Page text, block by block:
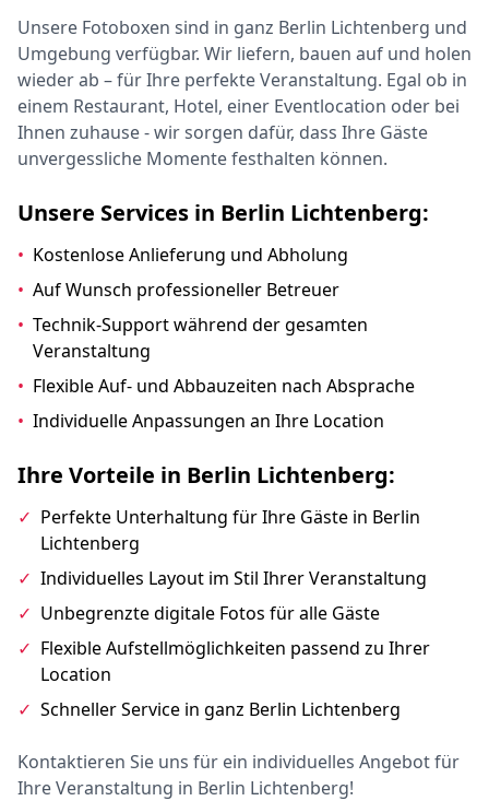
Unsere Fotoboxen sind in ganz Berlin Lichtenberg und
Umgebung verfügbar. Wir liefern, bauen auf und holen
wieder ab – für Ihre perfekte Veranstaltung. Egal ob in
einem Restaurant, Hotel, einer Eventlocation oder bei
Ihnen zuhause - wir sorgen dafür, dass Ihre Gäste
unvergessliche Momente festhalten können.
Unsere Services in Berlin Lichtenberg:
• Kostenlose Anlieferung und Abholung
• Auf Wunsch professioneller Betreuer
• Technik-Support während der gesamten
Veranstaltung
• Flexible Auf- und Abbauzeiten nach Absprache
• Individuelle Anpassungen an Ihre Location
Ihre Vorteile in Berlin Lichtenberg:
✓ Perfekte Unterhaltung für Ihre Gäste in Berlin
Lichtenberg
✓ Individuelles Layout im Stil Ihrer Veranstaltung
✓ Unbegrenzte digitale Fotos für alle Gäste
✓ Flexible Aufstellmöglichkeiten passend zu Ihrer
Location
✓ Schneller Service in ganz Berlin Lichtenberg
Kontaktieren Sie uns für ein individuelles Angebot für
Ihre Veranstaltung in Berlin Lichtenberg!